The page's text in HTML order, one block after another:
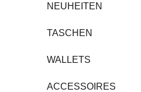
NEUHEITEN
TASCHEN
WALLETS
ACCESSOIRES